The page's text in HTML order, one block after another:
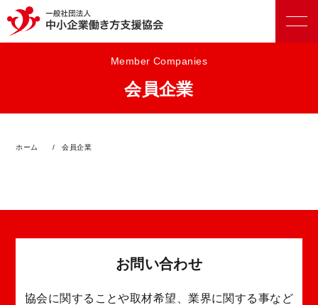
Member Companies
会員企業
ホーム 会員企業
お問い合わせ
協会に関することや取材希望、業界に関する事など